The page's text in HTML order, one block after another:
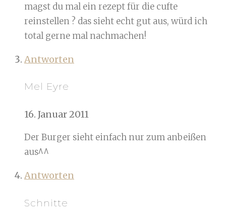
magst du mal ein rezept für die cufte
reinstellen ? das sieht echt gut aus, würd ich
total gerne mal nachmachen!
Antworten
Mel Eyre
16. Januar 2011
Der Burger sieht einfach nur zum anbeißen
aus^^
Antworten
Schnitte